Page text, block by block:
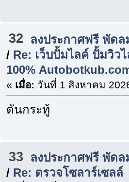
32
ลงประกาศฟรี พัด
/ Re: เว็บปั้มไลค์ ปั้มวิ
100%
« เมื่อ: วันที่ 1 สิงหาคม
ดันกระทู้
33
ลงประกาศฟรี พัด
/ Re: ตรวจโซลาร์เซลล์